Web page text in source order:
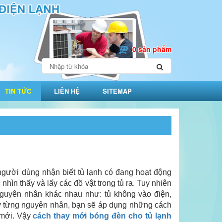
0 sản phẩm
TIN TỨC LIÊN HỆ SITEMAP
dùng nhận biết tủ lạnh có đang hoạt động
thấy và lấy các đồ vật trong tủ ra. Tuy nhiên
nhân khác nhau như: tủ không vào điện,
nguyên nhân, bạn sẽ áp dụng những cách
Vậycách thay mới bóng đèn cho tủ lạnh